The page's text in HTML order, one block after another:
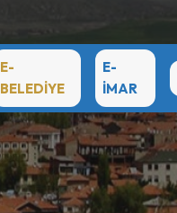
E-
BELEDİYE
E-
İMAR